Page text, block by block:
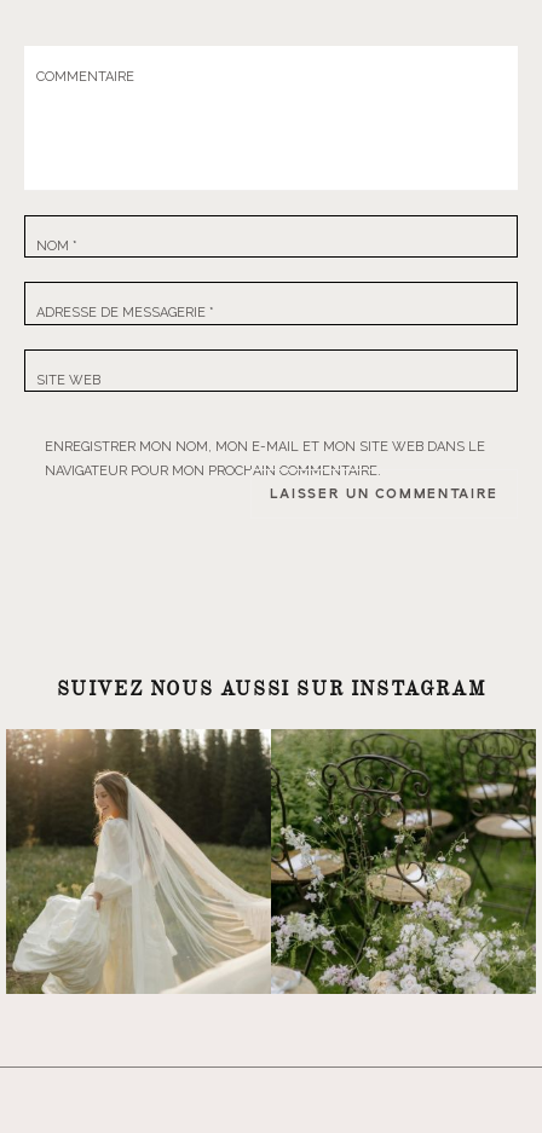
COMMENTAIRE
NOM *
ADRESSE DE MESSAGERIE *
SITE WEB
ENREGISTRER MON NOM, MON E-MAIL ET MON SITE WEB DANS LE
NAVIGATEUR POUR MON PROCHAIN COMMENTAIRE.
SUIVEZ NOUS AUSSI SUR INSTAGRAM